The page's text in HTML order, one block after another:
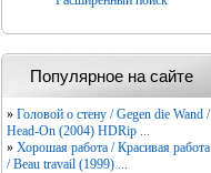
Популярное на сайте
» Головой о стену / Gegen die Wand /
Head-On (2004) HDRip ...
» Хорошая работа / Красивая работа
/ Beau travail (1999) ...